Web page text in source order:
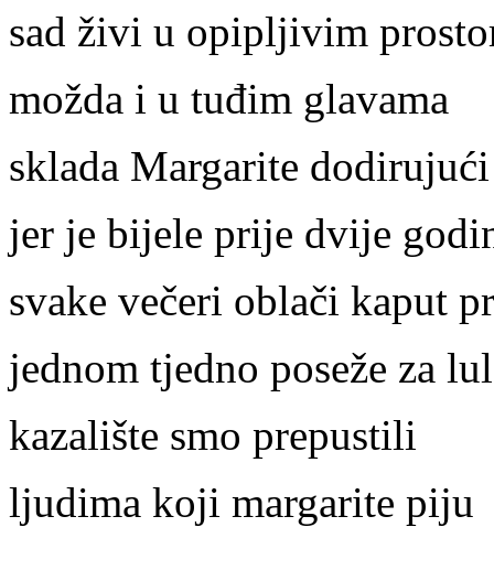
sad živi u opipljivim
možda i u tuđim glavama
sklada Margarite
jer je bijele prije dvije
svake večeri oblači kaput
jednom tjedno poseže za
kazalište smo prepustili
ljudima koji margarite piju